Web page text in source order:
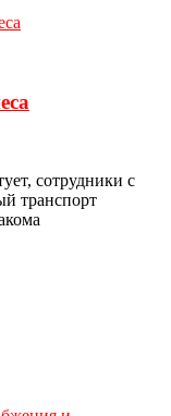
сотрудники с
транспорт